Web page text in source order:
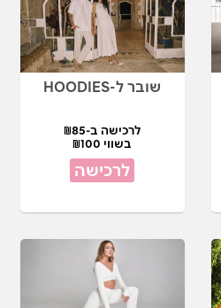
שובר ל-HOODIES
לרכישה ב-₪85
בשווי ₪100
לרכישה